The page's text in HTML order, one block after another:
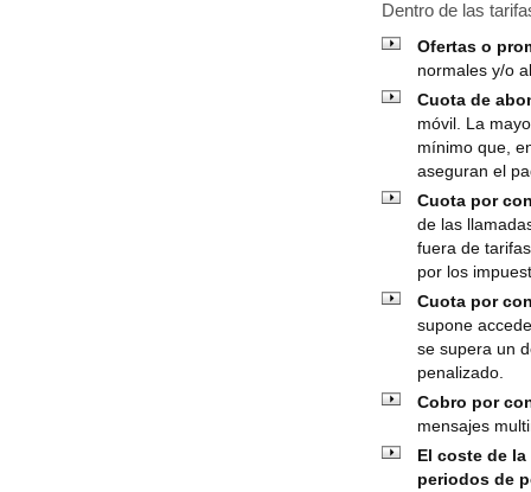
Dentro de las
Ofertas o
normales y/o
Cuota de
móvil. La
mínimo que,
aseguran el
Cuota por
de las
fuera de
por los
Cuota por
supone
se supera un
penalizado.
Cobro por
mensajes
El coste de
periodos de